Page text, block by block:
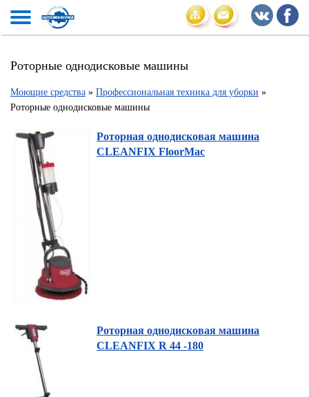
Роторные однодисковые машины
Моющие средства » Профессиональная техника для уборки »
Роторные однодисковые машины
Роторная однодисковая машина
CLEANFIX FloorMac
Роторная однодисковая машина
CLEANFIX R 44 -180